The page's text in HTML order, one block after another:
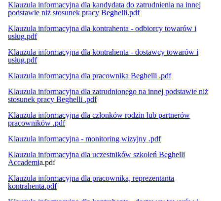
Klauzula informacyjna dla kandydata do zatrudnienia na innej
podstawie niż stosunek pracy Beghelli.pdf
Klauzula informacyjna dla kontrahenta - odbiorcy towarów i
usług.pdf
Klauzula informacyjna dla kontrahenta - dostawcy towarów i
usług.pdf
Klauzula informacyjna dla pracownika Beghelli .pdf
Klauzula informacyjna dla zatrudnionego na innej podstawie niż
stosunek pracy Beghelli .pdf
Klauzula informacyjna dla członków rodzin lub partnerów
pracowników .pdf
Klauzula informacyjna - monitoring wizyjny .pdf
Klauzula informacyjna dla uczestników szkoleń Beghelli
Accademia.pdf
Klauzula informacyjna dla pracownika, reprezentanta
kontrahenta.pdf